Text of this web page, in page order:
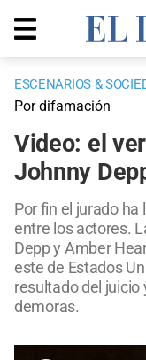
ESCENARIOS &
Por difamación
Video: el
Johnny
Por fin el jurado ha
entre los actores.
Depp y Amber
este de Estados
resultado del juicio
demoras.